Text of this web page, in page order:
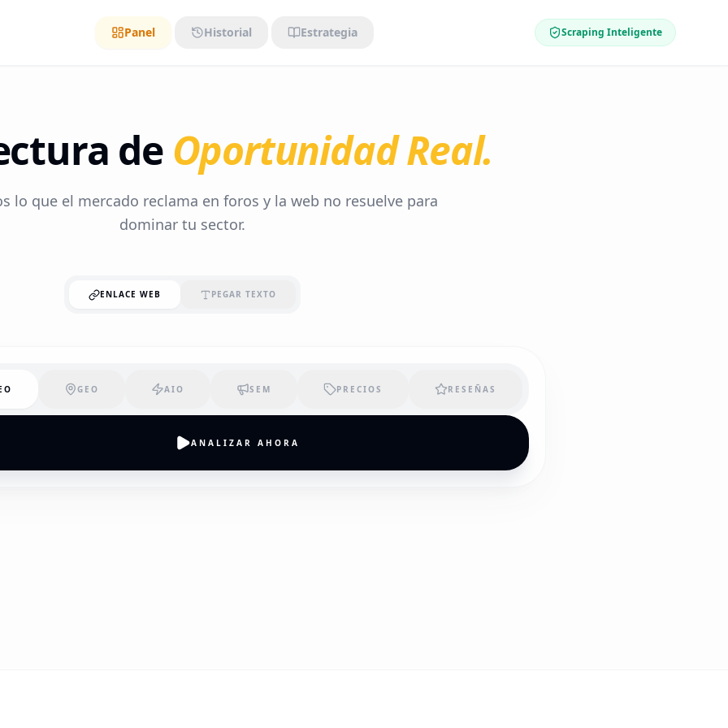
Panel Historial Estrategia Scraping Inteligente
de Oportunidad Real.
lo que el mercado reclama en foros y la web no resuelve para
dominar tu sector.
ENLACE WEB PEGAR TEXTO
GEO AIO SEM PRECIOS RESEÑAS
ANALIZAR AHORA